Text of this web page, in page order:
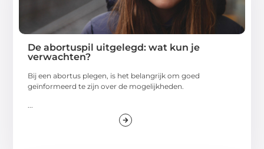
De abortuspil uitgelegd: wat kun je
verwachten?
Bij een abortus plegen, is het belangrijk om goed
geïnformeerd te zijn over de mogelijkheden.
...